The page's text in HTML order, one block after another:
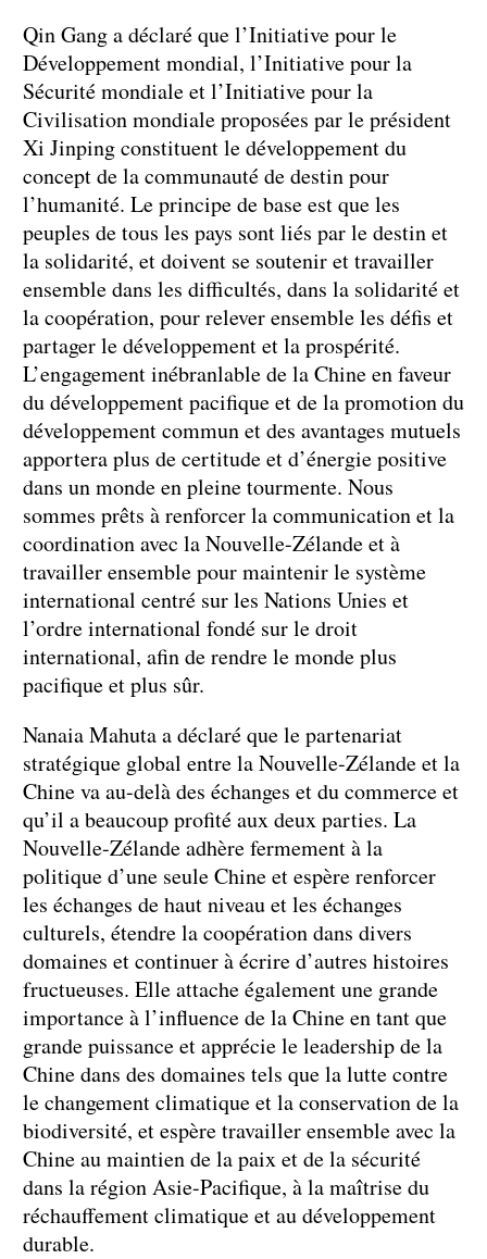
Qin Gang a déclaré que l’Initiative pour le
Développement mondial, l’Initiative pour la
Sécurité mondiale et l’Initiative pour la
Civilisation mondiale proposées par le président
Xi Jinping constituent le développement du
concept de la communauté de destin pour
l’humanité. Le principe de base est que les
peuples de tous les pays sont liés par le destin et
la solidarité, et doivent se soutenir et travailler
ensemble dans les difficultés, dans la solidarité et
la coopération, pour relever ensemble les défis et
partager le développement et la prospérité.
L’engagement inébranlable de la Chine en faveur
du développement pacifique et de la promotion du
développement commun et des avantages mutuels
apportera plus de certitude et d’énergie positive
dans un monde en pleine tourmente. Nous
sommes prêts à renforcer la communication et la
coordination avec la Nouvelle-Zélande et à
travailler ensemble pour maintenir le système
international centré sur les Nations Unies et
l’ordre international fondé sur le droit
international, afin de rendre le monde plus
pacifique et plus sûr.
Nanaia Mahuta a déclaré que le partenariat
stratégique global entre la Nouvelle-Zélande et la
Chine va au-delà des échanges et du commerce et
qu’il a beaucoup profité aux deux parties. La
Nouvelle-Zélande adhère fermement à la
politique d’une seule Chine et espère renforcer
les échanges de haut niveau et les échanges
culturels, étendre la coopération dans divers
domaines et continuer à écrire d’autres histoires
fructueuses. Elle attache également une grande
importance à l’influence de la Chine en tant que
grande puissance et apprécie le leadership de la
Chine dans des domaines tels que la lutte contre
le changement climatique et la conservation de la
biodiversité, et espère travailler ensemble avec la
Chine au maintien de la paix et de la sécurité
dans la région Asie-Pacifique, à la maîtrise du
réchauffement climatique et au développement
durable.